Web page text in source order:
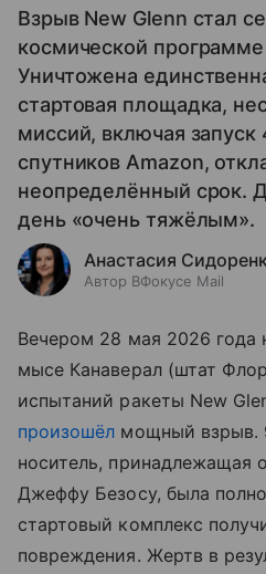
Взрыв New Glenn стал
космической
Уничтожена
стартовая площадка,
миссий, включая запуск
спутников Amazon,
неопределённый срок.
день «очень тяжёлым».
Анастасия
Автор ВФокусе Mail
Вечером 28 мая 2026 года
мысе Канаверал (штат
испытаний ракеты New
произошёл мощный взрыв.
носитель, принадлежащая
Джеффу Безосу, была
стартовый комплекс
повреждения. Жертв в